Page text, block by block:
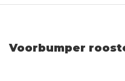
Voorbumper